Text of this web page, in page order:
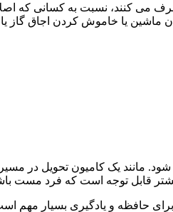
می کنند، نسبت به کسانی که
ماشین یا خاموش کردن اجاق
شود. مانند یک کامیون تحویل
بیشتر قابل توجه است که فرد مست
برای حافظه و یادگیری بسیار